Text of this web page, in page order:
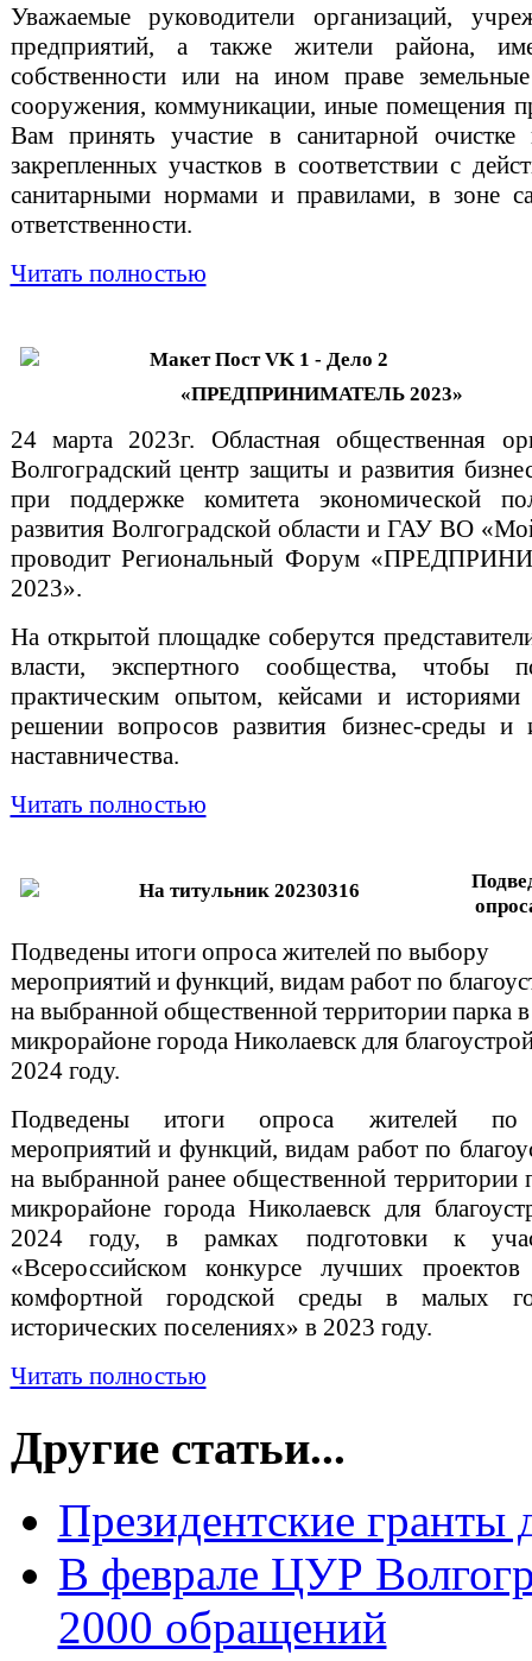
Уважаемые руководители организаций,
предприятий, а также жители района,
собственности или на ином праве
сооружения, коммуникации, иные помещения
Вам принять участие в санитарной очистке
закрепленных участков в соответствии с
санитарными нормами и правилами, в зоне
ответственности.
Читать полностью
«ПРЕДПРИНИМАТЕЛЬ 2023»
24 марта 2023г. Областная общественная
Волгоградский центр защиты и развития
при поддержке комитета экономической
развития Волгоградской области и ГАУ ВО
проводит Региональный Форум
2023».
На открытой площадке соберутся
власти, экспертного сообщества, чтобы
практическим опытом, кейсами и историями
решении вопросов развития бизнес-среды и
наставничества.
Читать полностью
Подведены итоги опроса жителей по выбору
мероприятий и функций, видам работ по
на выбранной общественной территории парка
микрорайоне города Николаевск для
2024 году.
Подведены итоги опроса жителей
мероприятий и функций, видам работ по
на выбранной ранее общественной территории
микрорайоне города Николаевск для
2024 году, в рамках подготовки к
«Всероссийском конкурсе лучших проектов
комфортной городской среды в малых
исторических поселениях» в 2023 году.
Читать полностью
Другие статьи...
Президентские
В феврале ЦУР
2000 обращений